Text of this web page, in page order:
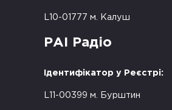
L10-01777 м. Калуш
РАІ Радіо
Ідентифікатор у Реєстрі:
L11-00399 м. Бурштин